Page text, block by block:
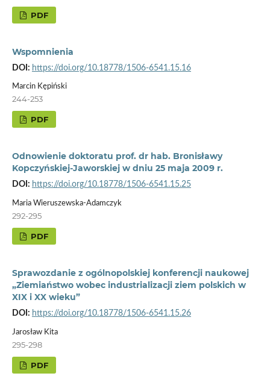
PDF
Wspomnienia
DOI: https://doi.org/10.18778/1506-6541.15.16
Marcin Kępiński
244-253
PDF
Odnowienie doktoratu prof. dr hab. Bronisławy
Kopczyńskiej-Jaworskiej w dniu 25 maja 2009 r.
DOI: https://doi.org/10.18778/1506-6541.15.25
Maria Wieruszewska-Adamczyk
292-295
PDF
Sprawozdanie z ogólnopolskiej konferencji naukowej
„Ziemiaństwo wobec industrializacji ziem polskich w
XIX i XX wieku”
DOI: https://doi.org/10.18778/1506-6541.15.26
Jarosław Kita
295-298
PDF